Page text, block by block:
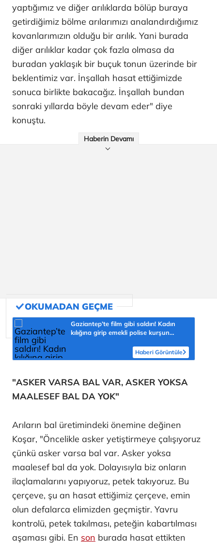
yaptığımız ve diğer arılıklarda bölüp buraya
getirdiğimiz bölme arılarımızı analandırdığımız
kovanlarımızın olduğu bir arılık. Yani burada
diğer arılıklar kadar çok fazla olmasa da
buradan yaklaşık bir buçuk tonun üzerinde bir
beklentimiz var. İnşallah hasat ettiğimizde
sonuca birlikte bakacağız. İnşallah bundan
sonraki yıllarda böyle devam eder" diye
konuştu.
Haberin Devamı
Gaziantep’te film gibi saldırı! Kadın
kılığına girip emekli polise kurşun
Haberi Görüntüle
"ASKER VARSA BAL VAR, ASKER YOKSA
MAALESEF BAL DA YOK"
Arıların bal üretimindeki önemine değinen
Koşar, "Öncelikle asker yetiştirmeye çalışıyoruz
çünkü asker varsa bal var. Asker yoksa
maalesef bal da yok. Dolayısıyla biz onların
ilaçlamalarını yapıyoruz, petek takıyoruz. Bu
çerçeve, şu an hasat ettiğimiz çerçeve, emin
olun defalarca elimizden geçmiştir. Yavru
kontrolü, petek takılması, peteğin kabartılması
aşaması gibi. En son burada hasat ettikten